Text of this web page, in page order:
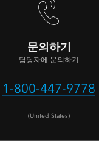
문의하기
담당자에 문의하기
1-800-447-9778
(United States)